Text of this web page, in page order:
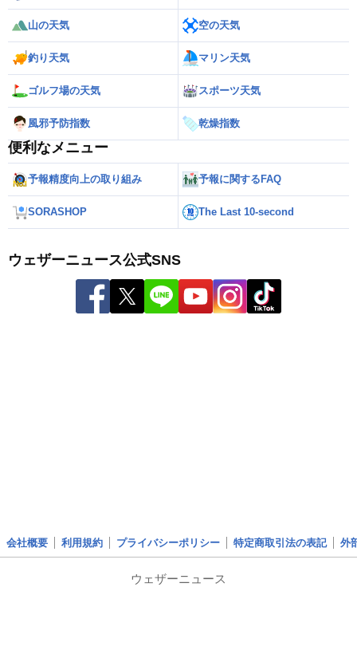
山の天気 空の天気
釣り天気 マリン天気
ゴルフ場の天気 スポーツ天気
風邪予防指数 乾燥指数
便利なメニュー
予報精度向上の取り組み 予報に関するFAQ
SORASHOP The Last 10-second
ウェザーニュース公式SNS
会社概要 利用規約 プライバシーポリシー 特定商取引法の表記 外
ウェザーニュース